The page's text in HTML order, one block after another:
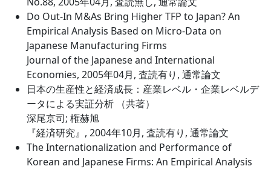
Do Out-In M&As Bring Higher TFP to Japan? An
Empirical Analysis Based on Micro-Data on
Japanese Manufacturing Firms
Journal of the Japanese and International
Economies, 2005年04月, 査読有り, 通常論文
日本の生産性と経済成長：産業レベル・企業レベルデ
ータによる実証分析 （共著）
深尾京司; 権赫旭
『経済研究』, 2004年10月, 査読有り, 通常論文
The Internationalization and Performance of
Korean and Japanese Firms: An Empirical Analysis